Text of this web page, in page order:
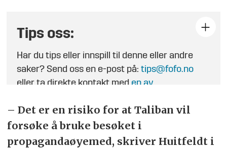
Tips oss:
Har du tips eller innspill til denne eller andre
saker? Send oss en e-post på:tips@fofo.no
eller ta direkte kontakt med en av
– Det er en risiko for at Taliban vil
forsøke å bruke besøket i
propagandaøyemed, skriver Huitfeldt i